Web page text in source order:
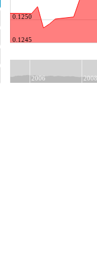
0.1245
0.1250
2006 2008